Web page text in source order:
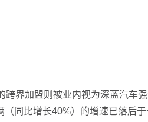
加盟则被业内视为深蓝汽车强
同比增长40%）的增速已落后于